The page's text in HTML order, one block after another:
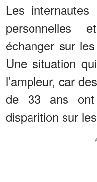
Les internautes
personnelles
échanger sur
Une situation
l’ampleur, car
de 33 ans ont
disparition sur